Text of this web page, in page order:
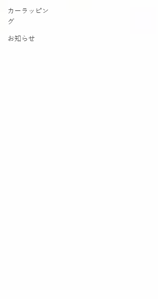
カーラッピン
グ
お知らせ